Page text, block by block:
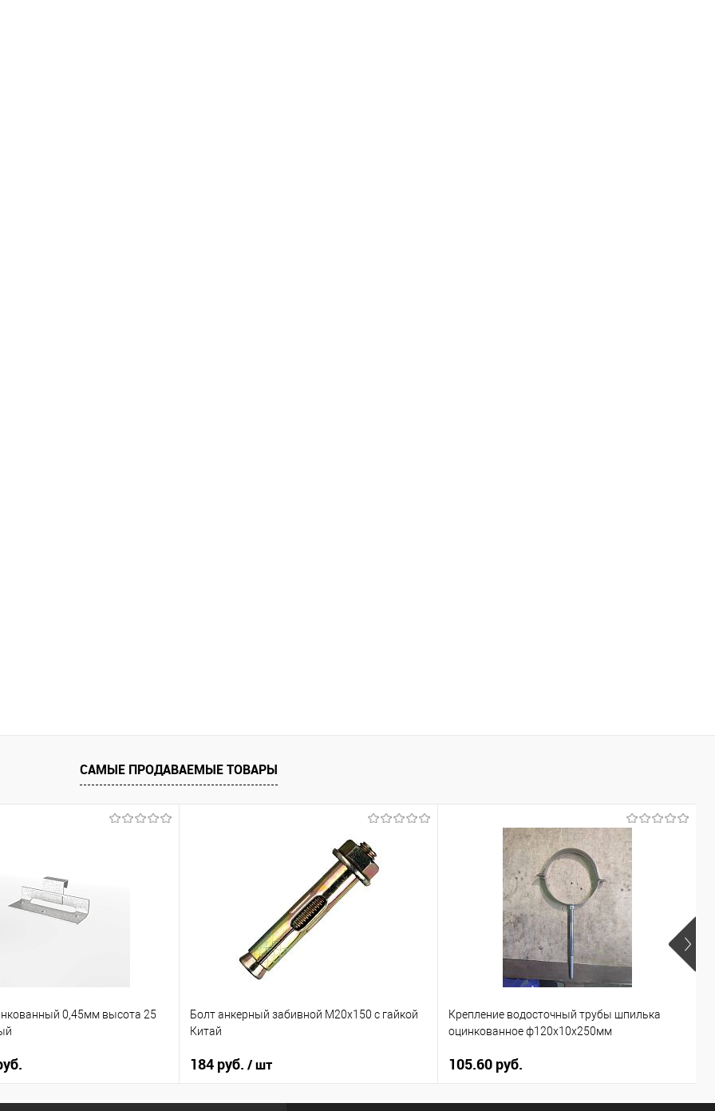
САМЫЕ ПРОДАВАЕМЫЕ ТОВАРЫ
0,45мм высота 25
Болт анкерный забивной М20х150 с гайкой
Китай
184 руб. / шт
Крепление водосточный трубы шпилька
оцинкованное ф120х10х250мм
105.60 руб.